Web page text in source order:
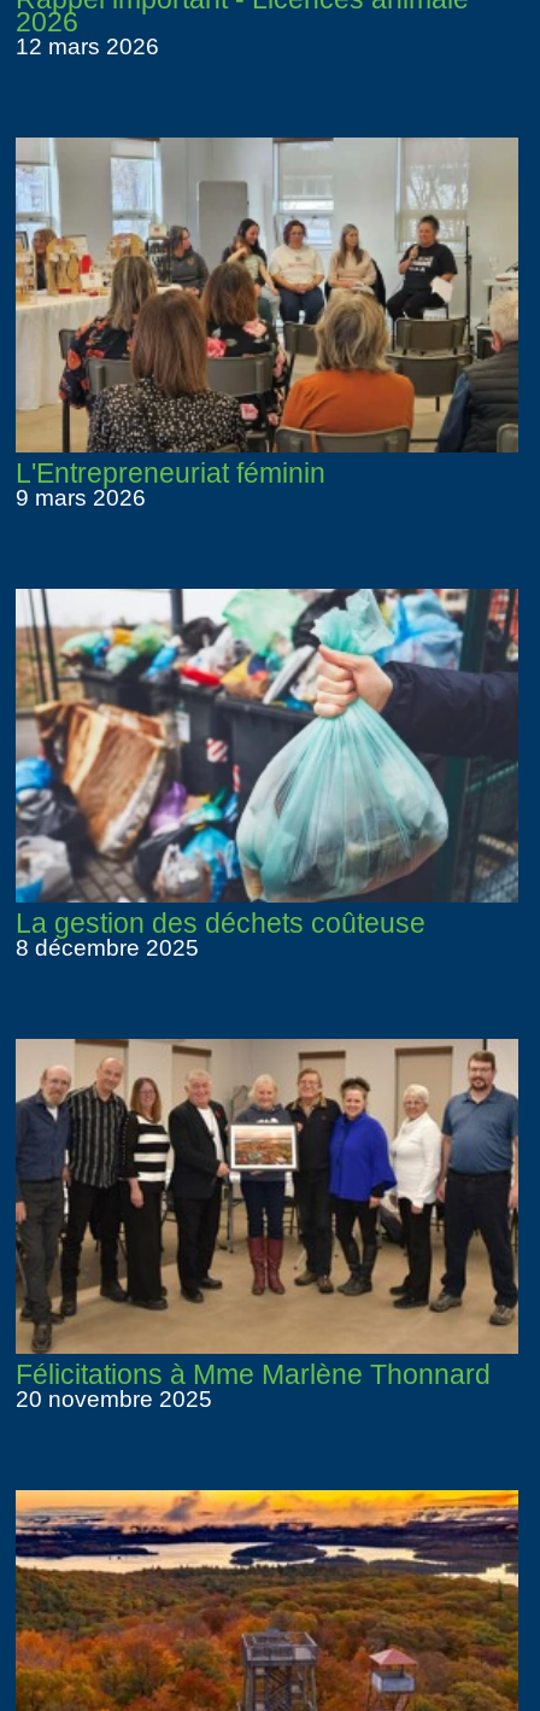
2026
12 mars 2026
L'Entrepreneuriat féminin
9 mars 2026
La gestion des déchets coûteuse
8 décembre 2025
Félicitations à Mme Marlène Thonnard
20 novembre 2025